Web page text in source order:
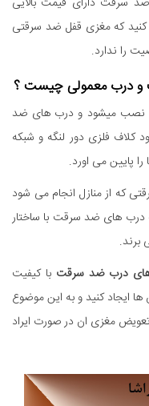
کنید که مغزی قفل ضد سرقتی
را ندارد.
و درب معمولی چیست ؟
نصب میشود و درب های ضد
کلاف فلزی دور لنگه و شبکه
پایین می اورد.
که از منازل انجام می شود
درب های ضد سرقت با ساختار
برند.
درب ضد سرقت با کیفیت
ها ایجاد کنید و به این موضوع
مغزی ان در صورت ایراد